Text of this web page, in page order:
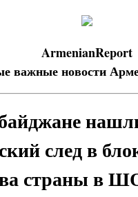
ArmenianReport
важные новости
след в
страны в